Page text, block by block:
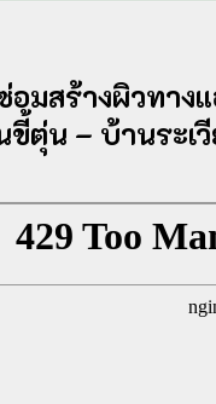
อมสร้างผิวทา
ตุ่น – บ้านระ